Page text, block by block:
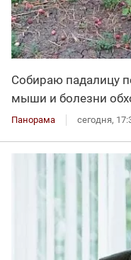
Собираю падалицу
мыши и болезни
Панорама сегодня,